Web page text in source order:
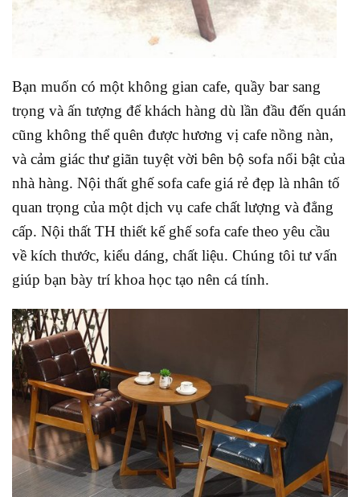
Bạn muốn có một không gian cafe, quầy bar sang
trọng và ấn tượng để khách hàng dù lần đầu đến quán
cũng không thể quên được hương vị cafe nồng nàn,
và cảm giác thư giãn tuyệt vời bên bộ sofa nổi bật của
nhà hàng. Nội thất ghế sofa cafe giá rẻ đẹp là nhân tố
quan trọng của một dịch vụ cafe chất lượng và đẳng
cấp. Nội thất TH thiết kế ghế sofa cafe theo yêu cầu
về kích thước, kiểu dáng, chất liệu. Chúng tôi tư vấn
giúp bạn bày trí khoa học tạo nên cá tính.